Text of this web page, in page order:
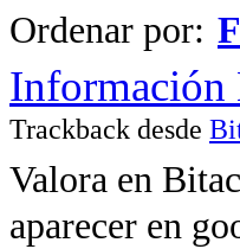
Ordenar por:
Información
Trackback desde
Valora en
aparecer en